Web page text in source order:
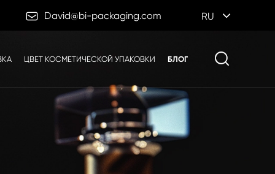
 David@bi-packaging.com RU
ЦВЕТ КОСМЕТИЧЕСКОЙ УПАКОВКИ БЛОГ